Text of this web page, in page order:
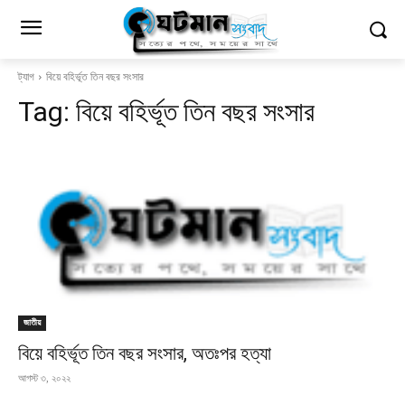
ট্যাগ বিয়ে বহির্ভূত তিন বছর সংসার
Tag: বিয়ে বহির্ভূত তিন বছর সংসার
জাতীয়
বিয়ে বহির্ভূত তিন বছর সংসার, অতঃপর হত্যা
আগস্ট ৩, ২০২২